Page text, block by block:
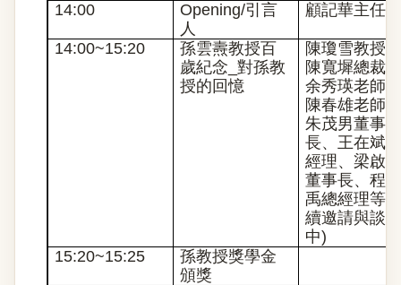
14:00
Opening/引言
人
顧記華主任
14:00~15:20
孫雲燾教授百
歲紀念_對孫教
授的回憶
陳瓊雪教授、
陳寬墀總裁、
余秀瑛老師、
陳春雄老師、
朱茂男董事
長、王在斌總
經理、梁啟銘
董事長、程正
禹總經理等 (
續邀請與談人
中)
15:20~15:25
孫教授獎學金
頒獎